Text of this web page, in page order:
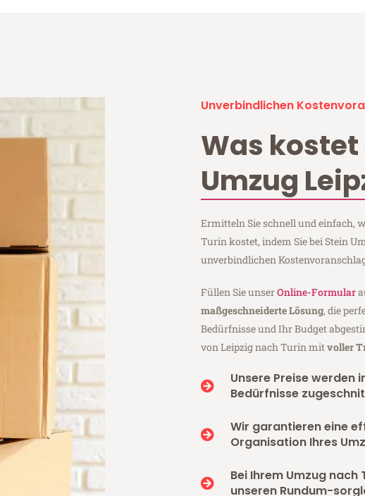
Unverbindlichen
Was kostet
Umzug
Ermitteln Sie schnell und einfach,
Turin kostet, indem Sie bei Stein
unverbindlichen
Füllen Sie unserOnline-Formular
maßgeschneiderte Lösung, die
Bedürfnisse und Ihr Budget
von Leipzig nach Turin mitvoller
Unsere Preise werden
Bedürfnisse
Wir garantieren eine
Organisation Ihres
Bei Ihrem Umzug nach
unseren Rundum-